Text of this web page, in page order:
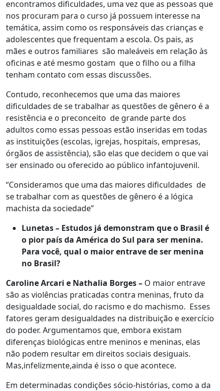
encontramos dificuldades, uma vez que as pessoas que
nos procuram para o curso já possuem interesse na
temática, assim como os responsáveis das crianças e
adolescentes que frequentam a escola. Os pais, as
mães e outros familiares são maleáveis em relação às
oficinas e até mesmo gostam que o filho ou a filha
tenham contato com essas discussões.
Contudo, reconhecemos que uma das maiores
dificuldades de se trabalhar as questões de gênero é a
resistência e o preconceito de grande parte dos
adultos como essas pessoas estão inseridas em todas
as instituições (escolas, igrejas, hospitais, empresas,
órgãos de assistência), são elas que decidem o que vai
ser ensinado ou oferecido ao público infantojuvenil.
“Consideramos que uma das maiores dificuldades de
se trabalhar com as questões de gênero é a lógica
machista da sociedade”
Lunetas – Estudos já demonstram que o Brasil é
o pior país da América do Sul para ser menina.
Para você, qual o maior entrave de ser menina
no Brasil?
Caroline Arcari e Nathalia Borges – O maior entrave
são as violências praticadas contra meninas, fruto da
desigualdade social, do racismo e do machismo. Esses
fatores geram desigualdades na distribuição e exercício
do poder. Argumentamos que, embora existam
diferenças biológicas entre meninos e meninas, elas
não podem resultar em direitos sociais desiguais.
Mas,infelizmente,ainda é isso o que acontece.
Em determinadas condições sócio-histórias, como a da